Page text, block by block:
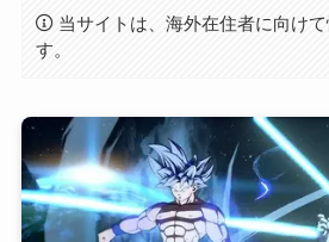
当サイトは、海外在住者に向け
す。